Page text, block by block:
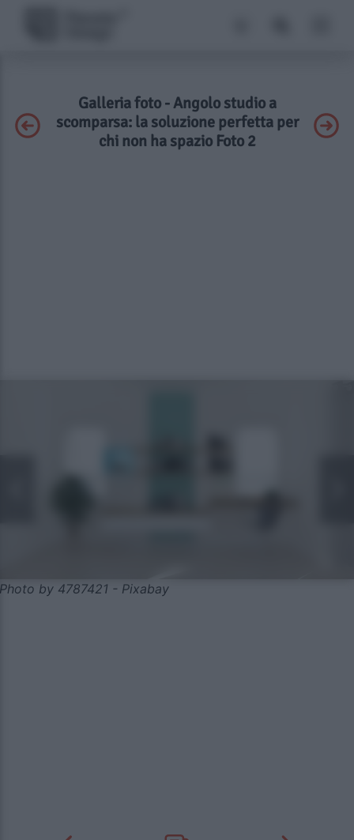
Galleria foto - Angolo studio a
scomparsa: la soluzione perfetta per
chi non ha spazio Foto 2
Photo by 4787421 - Pixabay